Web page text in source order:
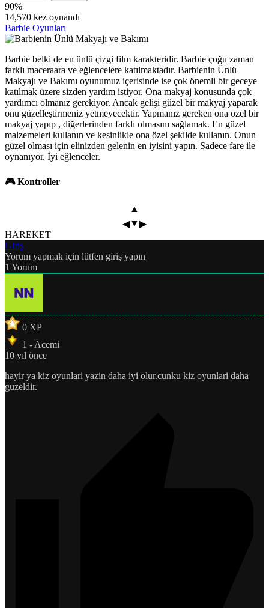
90%
14,570 kez oynandı
Barbie Oyunları
Barbie belki de en ünlü çizgi film karakteridir. Barbie çoğu zaman
farklı maceraara ve eğlencelere katılmaktadır. Barbienin Ünlü
Makyajı ve Bakımı oyunumuz içerisinde ise çok önemli bir geceye
katılmak üzere sizden yardım istiyor. Ona makyaj konusunda çok
yardımcı olmanız gerekiyor. Ancak gelişi güzel bir makyaj yaparak
onu güzelleştirmeniz yetmeyecektir. Yapmanız gereken ona özel bir
makyaj yapıp , diğerlerinden farklı olmasını sağlamak. En güzel
malzemeleri kullanın ve kesinlikle ona özel şekilde kullanın. Onun
güzel olması için elinizden gelenin en iyisini yapın. Sadece fare ile
oynanıyor. İyi eğlenceler.
🎮 Kontroller
▲
◀▼▶
HAREKET
Giriş
Yorum yapmak için lütfen giriş yapın
1 Yorum
0 XP
1 - Acemi
10 yıl önce
hayir ya kiz oyunlari yazin daha iyi olur.cunku kiz oyunlari daha
guzeldir.